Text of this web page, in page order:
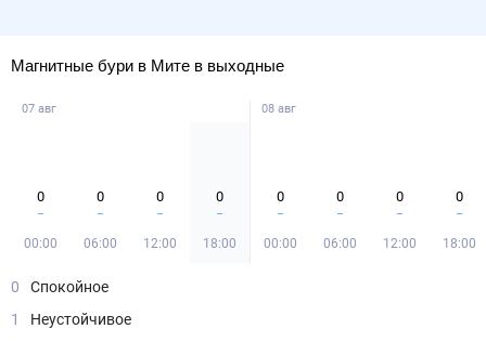
Магнитные бури в Мите в выходные
07 авг
0
00:00
0
06:00
0
12:00
0
18:00
08 авг
0
00:00
0
06:00
0
12:00
0
18:00
0
Спокойное
1
Неустойчивое